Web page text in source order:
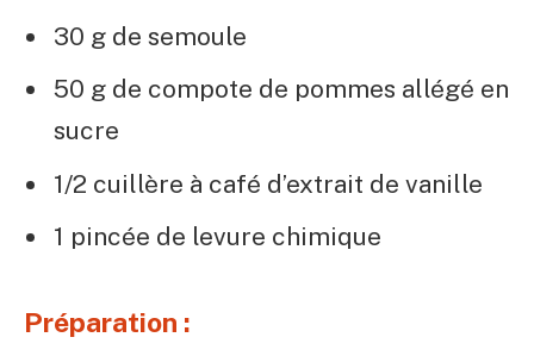
30 g de semoule
50 g de compote de pommes allégé en
sucre
1/2 cuillère à café d’extrait de vanille
1 pincée de levure chimique
Préparation :